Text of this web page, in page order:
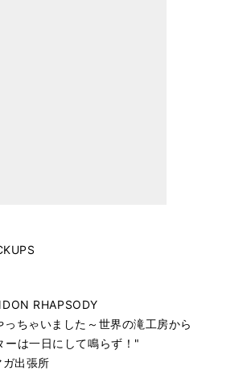
RHAPSODY
っちゃいました～世界の滝工房から
ーは一日にして鳴らず！"
ガ出張所